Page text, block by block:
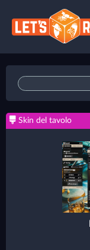
Skin del tavolo